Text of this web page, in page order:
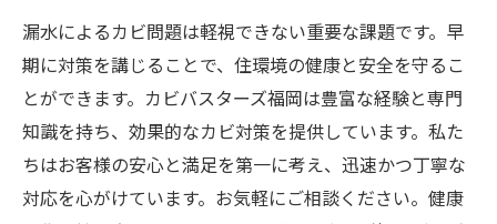
漏水によるカビ問題は軽視できない重要な課題です。早
期に対策を講じることで、住環境の健康と安全を守るこ
とができます。カビバスターズ福岡は豊富な経験と専門
知識を持ち、効果的なカビ対策を提供しています。私た
ちはお客様の安心と満足を第一に考え、迅速かつ丁寧な
対応を心がけています。お気軽にご相談ください。健康